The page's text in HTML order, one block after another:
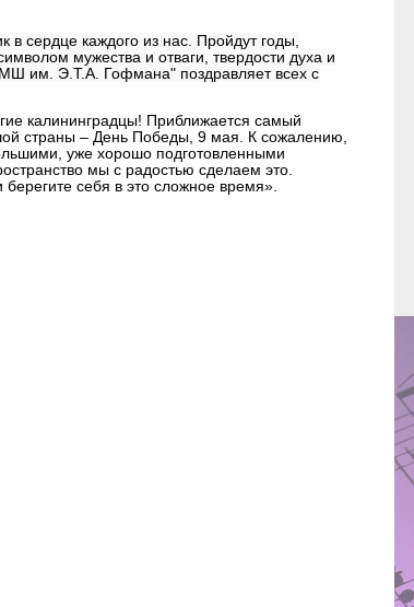
сердце каждого из нас. Пройдут годы,
мужества и отваги, твердости духа и
им. Э.Т.А. Гофмана" поздравляет всех с
калининградцы! Приближается самый
страны – День Победы, 9 мая. К сожалению,
уже хорошо подготовленными
мы с радостью сделаем это.
себя в это сложное время».